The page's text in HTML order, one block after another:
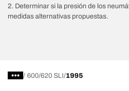
2. Determinar si la presión de los
medidas alternativas propuestas.
/ 600 620 SLI 1995